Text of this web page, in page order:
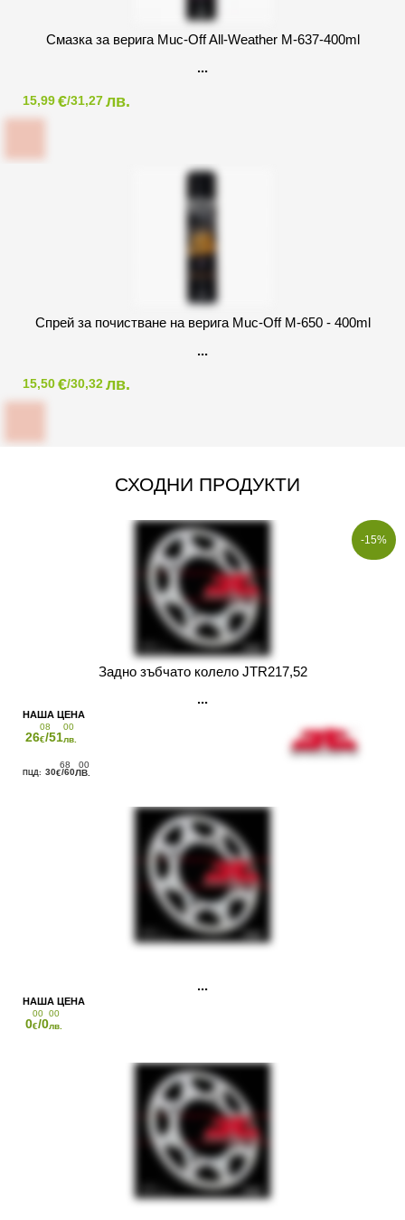
Смазка за верига Muc-Off All-Weather M-637-400ml
15,99€/31,27лв.
Спрей за почистване на верига Muc-Off M-650 - 400ml
15,50€/30,32лв.
СХОДНИ ПРОДУКТИ
-15%
Задно зъбчато колело JTR217,52
26
08
€/51
00
лв.
30
68
€/60
00
ЛВ.
0
00
€/0
00
лв.